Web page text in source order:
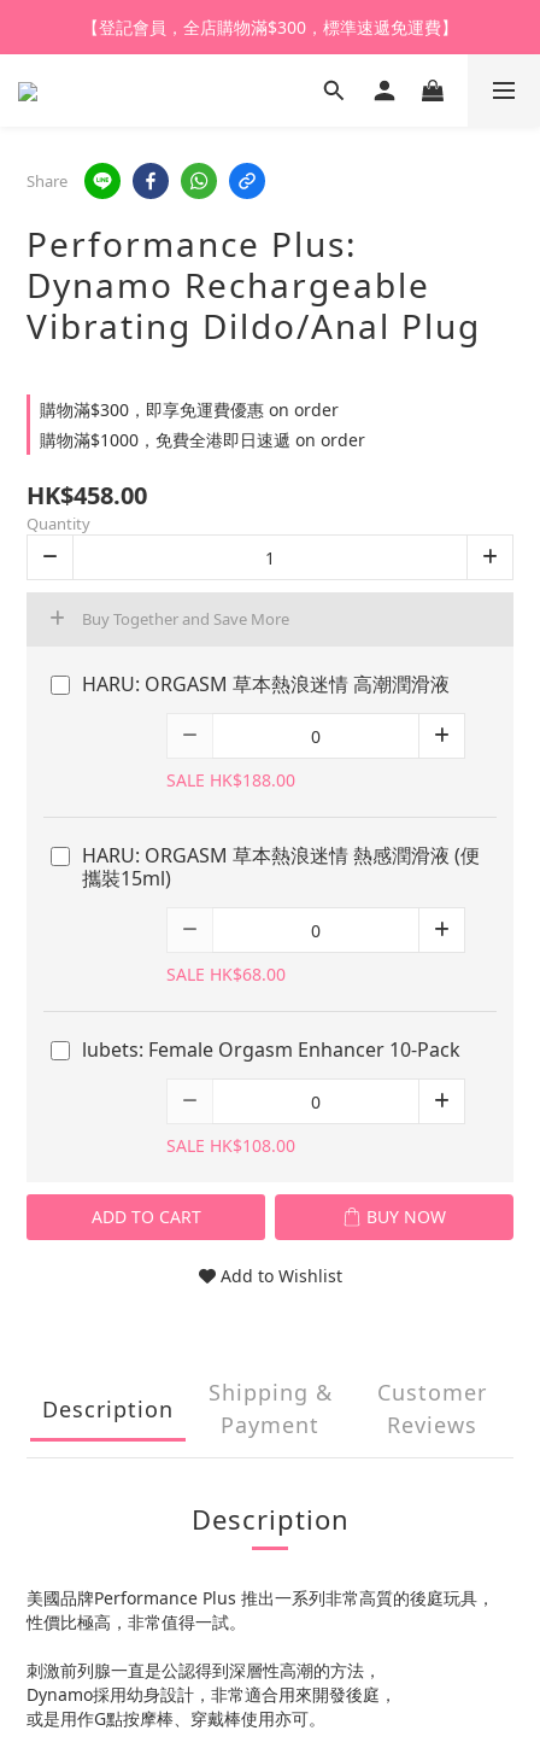
【登記會員，全店購物滿$1,000，即享全單95折】
【登記會員，全店購物滿$300，標準速遞免運費】
【購買任何產品，9折體驗價換購HARU皇牌潤滑液】
Share
Performance Plus:
Dynamo Rechargeable
Vibrating Dildo/Anal Plug
購物滿$300，即享免運費優惠 on order
購物滿$1000，免費全港即日速遞 on order
HK$458.00
Quantity
Buy Together and Save More
HARU: ORGASM 草本熱浪迷情 高潮潤滑液
SALE HK$188.00
HARU: ORGASM 草本熱浪迷情 熱感潤滑液 (便
攜裝15ml)
SALE HK$68.00
lubets: Female Orgasm Enhancer 10-Pack
SALE HK$108.00
ADD TO CART BUY NOW
Add to Wishlist
Description
Shipping &
Payment
Customer
Reviews
Description
美國品牌Performance Plus 推出一系列非常高質的後庭玩具，
性價比極高，非常值得一試。
刺激前列腺一直是公認得到深層性高潮的方法，
Dynamo採用幼身設計，非常適合用來開發後庭，
或是用作G點按摩棒、穿戴棒使用亦可。